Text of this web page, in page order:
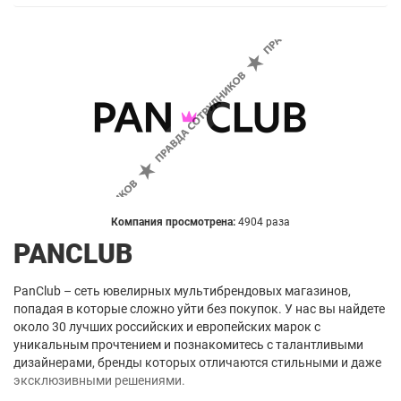
Компания просмотрена: 4904 раза
PANCLUB
PanClub – сеть ювелирных мультибрендовых магазинов,
попадая в которые сложно уйти без покупок. У нас вы найдете
около 30 лучших российских и европейских марок с
уникальным прочтением и познакомитесь с талантливыми
дизайнерами, бренды которых отличаются стильными и даже
эксклюзивными решениями.